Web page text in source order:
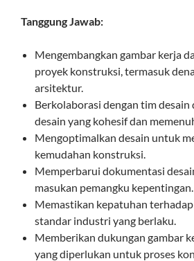
Tanggung Jawab:
Mengembangkan gambar kerja
proyek konstruksi, termasuk
arsitektur.
Berkolaborasi dengan tim
desain yang kohesif dan
Mengoptimalkan desain untuk
kemudahan konstruksi.
Memperbarui dokumentasi
masukan pemangku kepentingan.
Memastikan kepatuhan
standar industri yang berlaku.
Memberikan dukungan gambar
yang diperlukan untuk proses